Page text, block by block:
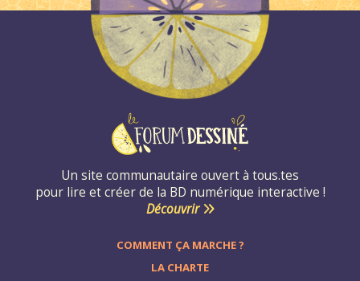
Un site communautaire ouvert à tous.tes
pour lire et créer de la BD numérique interactive !
Découvrir
COMMENT ÇA MARCHE ?
LA CHARTE